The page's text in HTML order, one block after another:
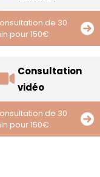
dans
de 30
pour 150€
Consultation
vidéo
de 30
pour 150€